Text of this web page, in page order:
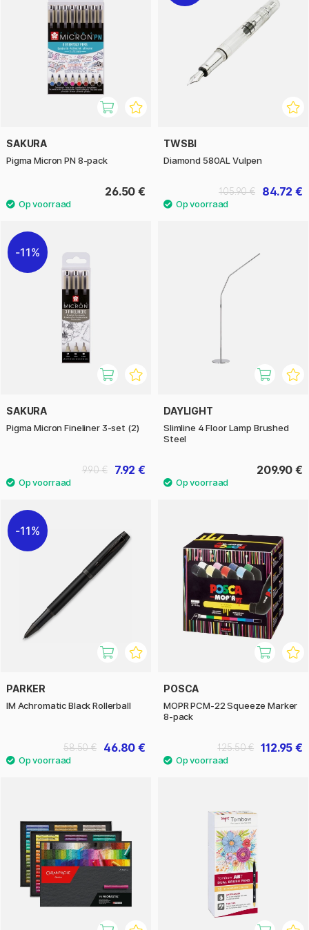
SAKURA
Pigma Micron PN 8-pack
26.50 €
TWSBI
Diamond 580AL Vulpen
84.72 €
105.90 €
11%
SAKURA
Pigma Micron Fineliner 3-set (2)
7.92 €
9.90 €
DAYLIGHT
Slimline 4 Floor Lamp Brushed
Steel
209.90 €
11%
PARKER
IM Achromatic Black Rollerball
46.80 €
58.50 €
POSCA
MOPR PCM-22 Squeeze Marker
8-pack
112.95 €
125.50 €